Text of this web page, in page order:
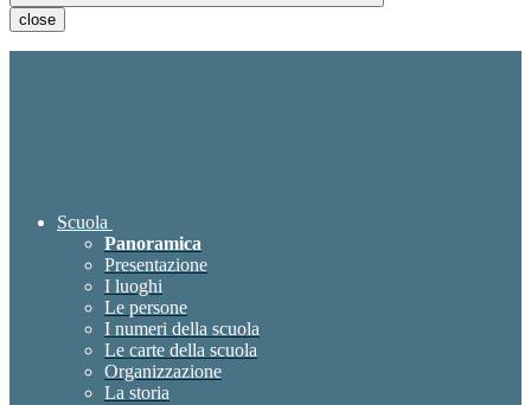
close
Scuola
Panoramica
Presentazione
I luoghi
Le persone
I numeri della scuola
Le carte della scuola
Organizzazione
La storia